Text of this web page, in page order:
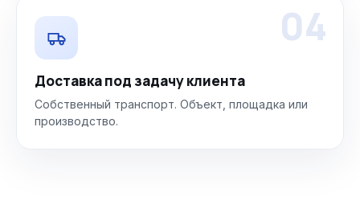
04
Доставка под задачу клиента
Собственный транспорт. Объект, площадка или
производство.